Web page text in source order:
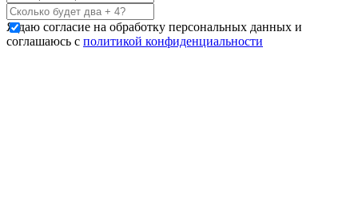
Я даю согласие на обработку персональных данных и
соглашаюсь с политикой конфиденциальности